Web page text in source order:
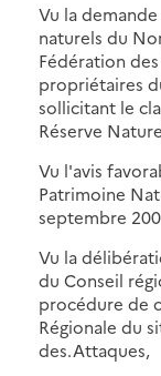
Vu la
naturels du
Fédération des
propriétaires
sollicitant le
Réserve
Vu l'avis
Patrimoine
septembre
Vu la
du Conseil
procédure de
Régionale du
des.Attaques,